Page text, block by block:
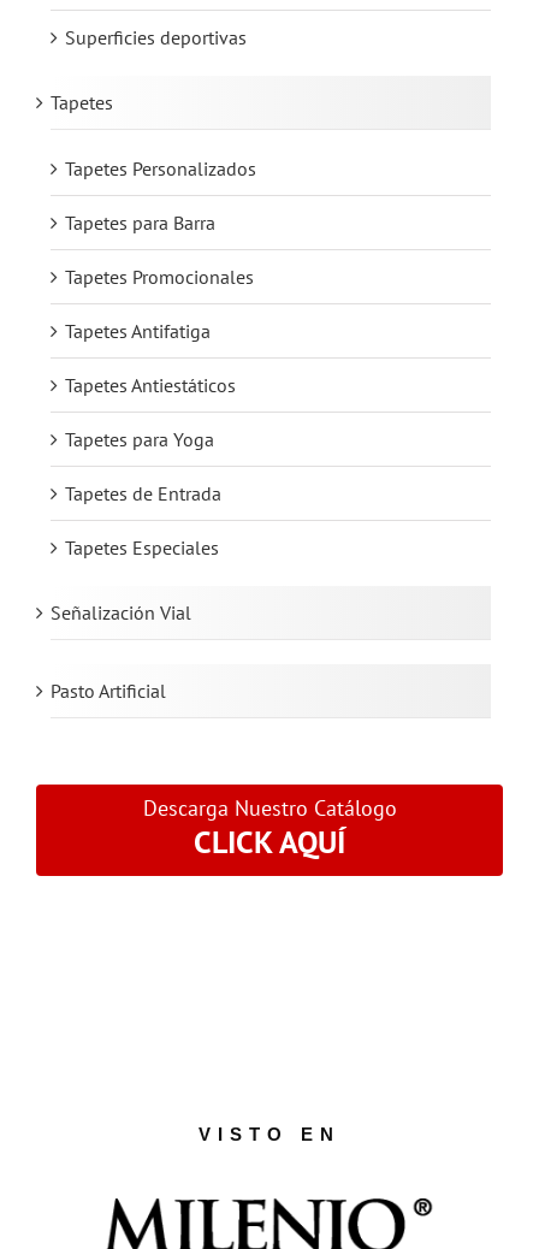
Superficies deportivas
Tapetes
Tapetes Personalizados
Tapetes para Barra
Tapetes Promocionales
Tapetes Antifatiga
Tapetes Antiestáticos
Tapetes para Yoga
Tapetes de Entrada
Tapetes Especiales
Señalización Vial
Pasto Artificial
Descarga Nuestro Catálogo
CLICK AQUÍ
VISTO EN